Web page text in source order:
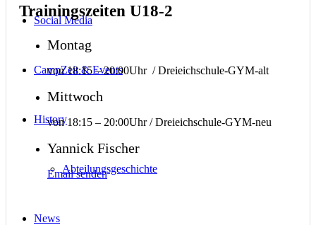
Social Media
CampZeit & Events
History
Abteilungsgeschichte
News
Trainingszeiten U18-2
Montag
von 18:15 – 20:00Uhr / Dreieichschule-GYM-alt
Mittwoch
von 18:15 – 20:00Uhr / Dreieichschule-GYM-neu
Yannick Fischer
Email senden